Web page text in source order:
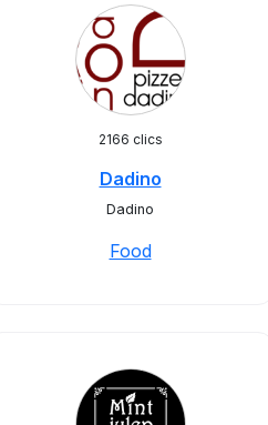
2166 clics
Dadino
Dadino
Food